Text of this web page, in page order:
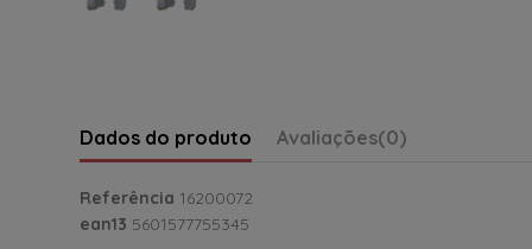
Dados do produto Avaliações(0)
Referência 16200072
ean13 5601577755345